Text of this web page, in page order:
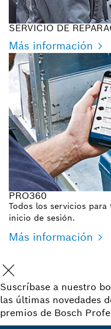
SERVICIO DE
Más información
PRO360
Todos los servicios
inicio de sesión.
Más información
Suscríbase a nuestro
las últimas novedades
premios de Bosch